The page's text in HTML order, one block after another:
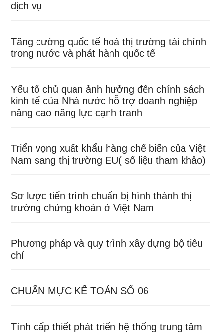
dịch vụ
Tăng cường quốc tế hoá thị trường tài chính
trong nước và phát hành quốc tế
Yếu tố chủ quan ảnh hưởng đến chính sách
kinh tế của Nhà nước hỗ trợ doanh nghiệp
nâng cao năng lực cạnh tranh
Triển vọng xuất khẩu hàng chế biến của Việt
Nam sang thị trường EU( số liệu tham khảo)
Sơ lược tiến trình chuẩn bị hình thành thị
trường chứng khoán ở Việt Nam
Phương pháp và quy trình xây dựng bộ tiêu
chí
CHUẨN MỰC KẾ TOÁN SỐ 06
Tính cấp thiết phát triển hệ thống trung tâm